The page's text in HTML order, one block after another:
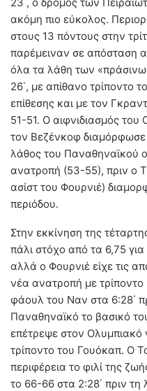
ακόμη πιο εύκολος.
στους 13 πόντους στην
παρέμειναν σε απόσταση
όλα τα λάθη των
26΄, με απίθανο τρίποντο
επίθεσης και με τον
51-51. Ο αιφνιδιασμός
τον Βεζένκοφ
λάθος του Παναθηναϊκού
ανατροπή (53-55), πριν ο
ασίστ του Φουρνιέ)
περιόδου.
Στην εκκίνηση της
πάλι στόχο από τα 6,75
αλλά ο Φουρνιέ είχε τις
νέα ανατροπή με
φάουλ του Ναν στα 6:28΄
Παναθηναϊκό το βασικό
επέτρεψε στον Ολυμπιακό
τρίποντο του Γουόκαπ. Ο
περιφέρεια το φιλί της
το 66-66 στα 2:28΄ πριν